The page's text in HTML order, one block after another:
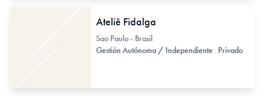
Ateliê Fidalga
Sao Paulo - Brasil
Gestión Autónoma / Independiente Privado